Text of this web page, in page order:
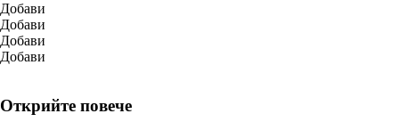
Добави
Добави
Добави
Добави
Открийте повече